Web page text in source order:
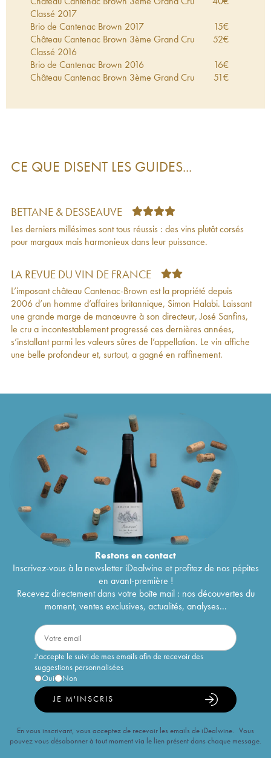
Classé 2017
Brio de Cantenac Brown 2017 15€
Château Cantenac Brown 3ème Grand Cru
Classé 2016
52€
Brio de Cantenac Brown 2016 16€
Château Cantenac Brown 3ème Grand Cru
51€
Classé2013
2012
Château Cantenac Brown 3ème Grand Cru
Classé 2011
Château Cantenac Brown 3ème Grand Cru
Brio de Cantenac Brown 2010
Château Cantenac Brown 3ème Grand Cru
Classé2009
Brio de Cantenac Brown2009 28 €
Château Cantenac Brown 3ème Grand Cru
Classé2008
48€
Brio de Cantenac Brown 2008 22 €
Château Cantenac Brown 3ème Grand Cru
42
Classé2006
Château Cantenac Brown 3ème Grand Cru
Classé2005
Château Cantenac Brown 3ème Grand Cru
Classé
31€
Brio de Cantenac Brown
2004 23
Château Cantenac Brown 3ème Grand Cru
Classé
2003
38
Brio de Cantenac Brown2003
Château Cantenac Brown 3ème Grand Cru
Classé2002
Château Cantenac Brown 3ème Grand Cru
2001
Château Cantenac Brown 3ème Grand Cru
56€
Château Cantenac Brown 3ème Grand Cru
Classé1999
42€
Château Cantenac Brown 3ème Grand Cru
Classé1998
44€
Château Cantenac Brown 3ème Grand Cru
Classé 1997
38€
Château Cantenac Brown 3ème Grand Cru
Classé1996
Château Cantenac Brown 3ème Grand Cru
Classé1995
58
Château Cantenac Brown 3ème Grand Cru
Classé 1994
44 €
CE QUE DISENT LES GUIDES...
BETTANE & DESSEAUVE
Les derniers millésimes sont tous réussis : des vins plutôt corsés
pour margaux mais harmonieux dans leur puissance.
LA REVUE DU VIN DE FRANCE
L’imposant château Cantenac-Brown est la propriété depuis
2006 d’un homme d’affaires britannique, Simon Halabi. Laissant
une grande marge de manœuvre à son directeur, José Sanfins,
le cru a incontestablement progressé ces dernières années,
s’installant parmi les valeurs sûres de l’appellation. Le vin affiche
une belle profondeur et, surtout, a gagné en raffinement.
Restons encontact
Inscrivez-vous à la newsletter iDealwine et profitez de nos pépites
en avant-première !
Recevez directement dans votre boîte mail : nos découvertes du
moment, ventes exclusives, actualités, analyses...
J'accepte le suivi de mes emails afin de recevoir des
suggestions personnalisées
Oui
Non
JE M'INSCRIS
En vous inscrivant, vous acceptez de recevoir les emails de iDealwine. Vous
pouvez vous désabonner à tout moment via le lien présent dans chaque message.